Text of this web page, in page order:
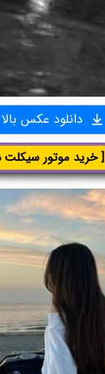
دانلود عکس بالا
[ خرید موتور